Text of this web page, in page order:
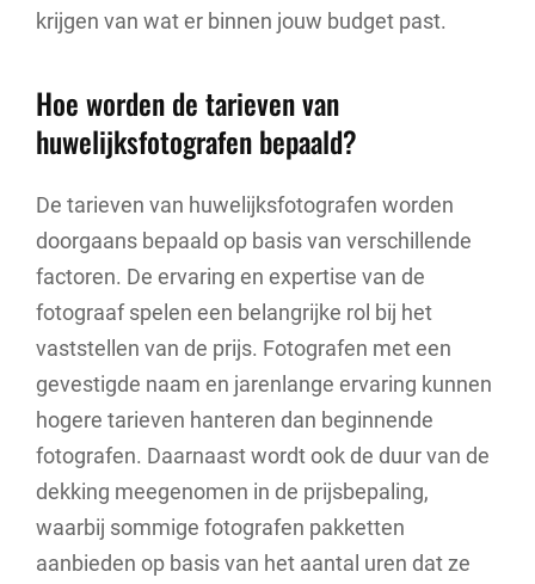
krijgen van wat er binnen jouw budget past.
Hoe worden de tarieven van
huwelijksfotografen bepaald?
De tarieven van huwelijksfotografen worden
doorgaans bepaald op basis van verschillende
factoren. De ervaring en expertise van de
fotograaf spelen een belangrijke rol bij het
vaststellen van de prijs. Fotografen met een
gevestigde naam en jarenlange ervaring kunnen
hogere tarieven hanteren dan beginnende
fotografen. Daarnaast wordt ook de duur van de
dekking meegenomen in de prijsbepaling,
waarbij sommige fotografen pakketten
aanbieden op basis van het aantal uren dat ze